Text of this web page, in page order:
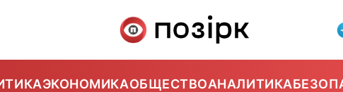
ЭКОНОМИКАОБЩЕСТВОАНАЛИТИКА